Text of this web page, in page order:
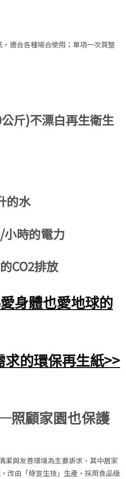
適合各種場合使用；單項一次買整
斤)不漂白再生衛生
的水
時的電力
CO2排放
身體也愛地球的
的環保再生紙>>
照顧家園也保護
潔與友善環境為主要訴求，其中居家
改由「綠宣生技」生產，採用食品級